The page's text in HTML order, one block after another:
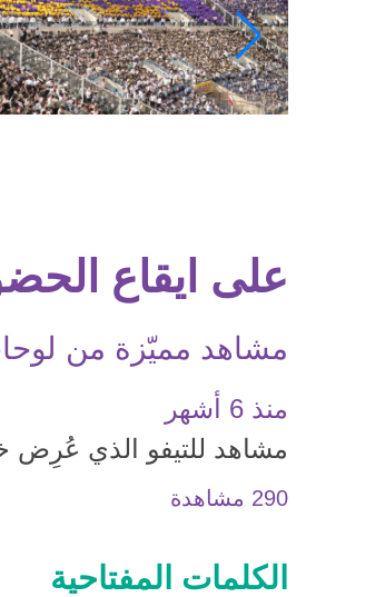
على ايقاع
مشاهد مميّزة من
منذ 6 أشهر
مشاهد للتيفو الذي عُرِض
290 مشاهدة
الكلمات المفتاحية